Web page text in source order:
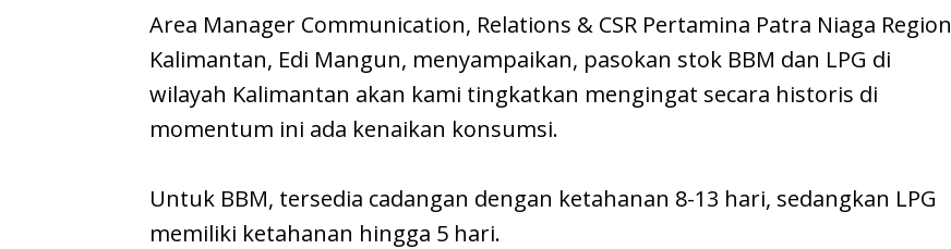
Area Manager Communication, Relations & CSR Pertamina Patra Niaga Region
Kalimantan, Edi Mangun, menyampaikan, pasokan stok BBM dan LPG di
wilayah Kalimantan akan kami tingkatkan mengingat secara historis di
momentum ini ada kenaikan konsumsi.
Untuk BBM, tersedia cadangan dengan ketahanan 8-13 hari, sedangkan LPG
memiliki ketahanan hingga 5 hari.